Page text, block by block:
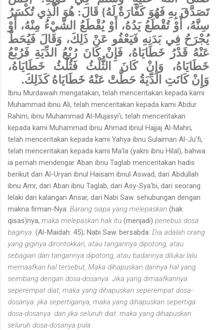
تَصَدَّقَ بِهِ فَهُوَ كَفَّارَةٌ لَهُ} قَالَ: هُوَ الَّذِي تُكْسَرُ
سِنَّهُ، أَوْ تُقْطَعُ يَدُهُ، أَوْ يُقْطَعُ الشَّيْءُ مِنْهُ، أَوْ
يُجْرَحُ فِي بَدَنِهِ فَيَعْفُو عَنْ ذَلِكَ، وَقَالَ فَيُحَطّ
عَنْهُ قَدْرُ خَطَايَاهُ، فَإِنْ كَانَ رُبْعُ الدِّيَةِ فَرُبْعُ
خَطَايَاهُ، وَإِنْ كَانَ الثُّلْثُ فَثُلْثُ خَطَايَاهُ،
وَإِنْ كَانَتِ الدِّيَةُ حَطَّتْ عَنْهُ خَطَايَاهُ كَذَلِكَ.
Ibnu Murdawaih mengatakan, telah menceritakan kepada kami
Muhammad ibnu Ali, telah menceritakan kepada kami Abdur
Rahim, ibnu Muhammad Al-Mujasyi'i, telah menceritakan
kepada kami Muhammad ibnu Ahmad ibnul Hajjaj Al-Mahri,
telah menceritakan kepada kami Yahya ibnu Sulaiman Al-Ju'fi,
telah menceritakan kepada kami Ma'la (yakni ibnu Hilal), bahwa
ia pernah mendengar Aban ibnu Taglab menceritakan hadis
berikut dari Al-Uryan ibnul Haisam ibnul Aswad, dari Abdullah
ibnu Amr, dari Aban ibnu Taglab, dari Asy-Sya'bi, dari seorang
lelaki dari kalangan Ansar, dari Nabi Saw. sehubungan dengan
makna firman-Nya: Barang siapa yang melepaskan (hak
qisas)nya, maka melepaskan hak itu (menjadi) penebus dosa
baginya. (Al-Maidah: 45); Nabi Saw. bersabda: Dia adalah orang
yang giginya dirontokkan, atau tangannya dipotong, atau
sebagian dari tangannya dipotong, atau badannya dilukai lalu
memaafkan hal tersebut, Maka dihapuskan darinya hal yang
seimbang dengan dosa-dosanya. Jika yang dimaafkannya
seperempat diat, maka yang dihapuskan seperempat dosa-
dosanya: jika sepertiganya, maka yang dihapuskan sepertiga
dosa-dosanya: dan jika seluruh diat. maka yang dihapuskan
seluruh dosa-dosanya pula.